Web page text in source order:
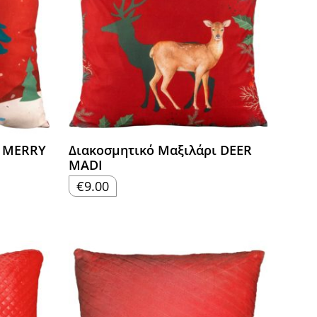
Διακοσμητικό Μαξιλάρι DEER
MADI
€9.00